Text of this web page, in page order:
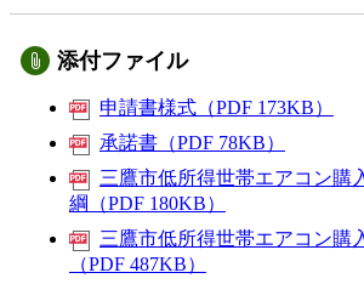
添付ファイル
申請書様式（PDF 173KB）
承諾書（PDF 78KB）
三鷹市低所得世帯エアコン購
綱（PDF 180KB）
三鷹市低所得世帯エアコン購
（PDF 487KB）